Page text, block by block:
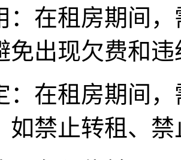
：在租房期间
免出现欠费和
：在租房期间
如禁止转租、